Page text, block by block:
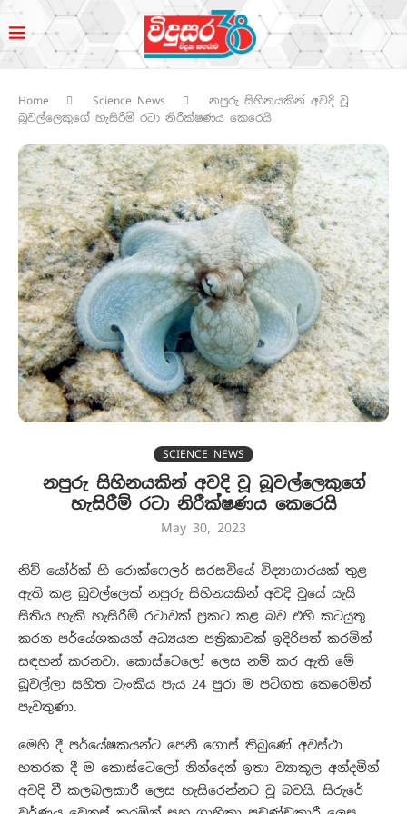
Home Science News
නපුරු සිහිනයකින් අවදි වූ
බූවල්ලෙකුගේ හැසිරීම් රටා නිරීක්ෂණය කෙරෙයි
SCIENCE NEWS
නපුරු සිහිනයකින් අවදි වූ බූවල්ලෙකුගේ
හැසිරීම් රටා නිරීක්ෂණය කෙරෙයි
May 30, 2023
නිව් යෝර්ක් හි රොක්ෆෙලර් සරසවියේ විද්‍යාගාරයක් තුළ
ඇති කළ බූවල්ලෙක් නපුරු සිහිනයකින් අවදි වූයේ යැයි
සිතිය හැකි හැසිරීම් රටාවක් ප්‍රකට කළ බව එහි කටයුතු
කරන පර්යේශකයන් අධ්‍යයන පත්‍රිකාවක් ඉදිරිපත් කරමින්
සඳහන් කරනවා. කොස්ටෙලෝ ලෙස නම් කර ඇති මේ
බූවල්ලා සහිත ටැංකිය පැය 24 පුරා ම පටිගත කෙරෙමින්
පැවතුණා.
මෙහි දී පර්යේෂකයන්ට පෙනී ගොස් තිබුණේ අවස්ථා
හතරක දී ම කොස්ටෙලෝ නින්දෙන් ඉතා ව්‍යාකූල අන්දමින්
අවදි වී කලබලකාරී ලෙස හැසිරෙන්නට වූ බවයි. සිරුරේ